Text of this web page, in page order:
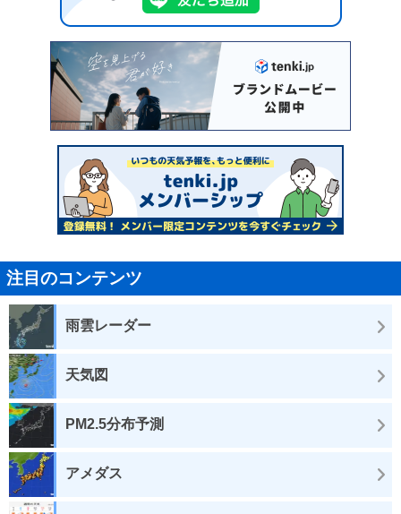
注目のコンテンツ
雨雲レーダー
天気図
PM2.5分布予測
アメダス